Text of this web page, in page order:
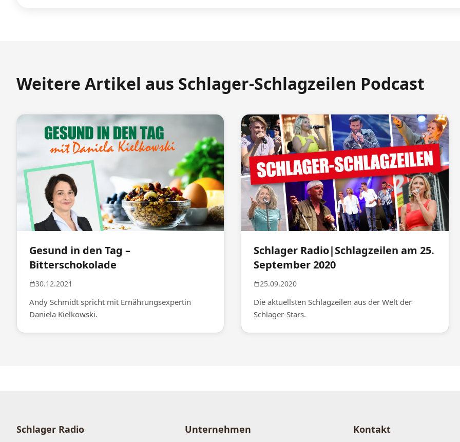
Weitere Artikel aus Schlager-Schlagzeilen Podcast
Gesund in den Tag –
Bitterschokolade
30.12.2021
Andy Schmidt spricht mit Ernährungsexpertin
Daniela Kielkowski.
Schlager Radio|Schlagzeilen am 25.
September 2020
25.09.2020
Die aktuellsten Schlagzeilen aus der Welt der
Schlager-Stars.
Schlager Radio Unternehmen Kontakt